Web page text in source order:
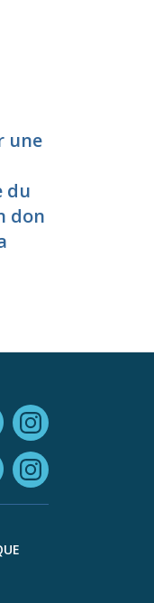
une
du
don
in a